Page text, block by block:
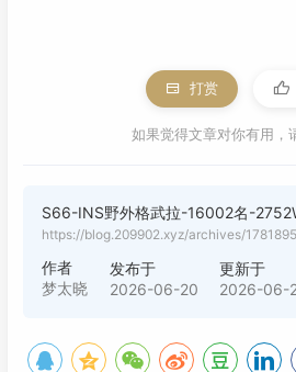
打赏
如果觉得文章对你有用，
S66-INS野外格武拉-16002名-
https://blog.209902.xyz/archives/
作者
梦太晓
发布于
2026-06-20
更新于
2026-06-